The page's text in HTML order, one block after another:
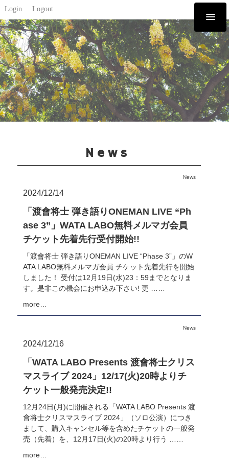
Login Logout
News
News
2024/12/14
「渡會将士 弾き語りONEMAN LIVE “Ph
ase 3”」WATA LABO無料メルマガ会員
チケット先着先行受付開始!!
「渡會将士 弾き語りONEMAN LIVE “Phase 3”」のW
ATA LABO無料メルマガ会員 チケット先着先行を開始
しました！ 受付は12月19日(水)23：59までとなりま
す。是非この機会にお申込み下さい! 更 ……
more…
News
2024/12/16
「WATA LABO Presents 渡會将士クリス
マスライブ 2024」12/17(火)20時よりチ
ケット一般発売決定!!
12月24日(月)に開催される「WATA LABO Presents 渡
會将士クリスマスライブ 2024」（ソロ公演）につき
まして、購入キャンセル等を含めたチケットの一般発
売（先着）を、12月17日(火)の20時より行う ……
more…